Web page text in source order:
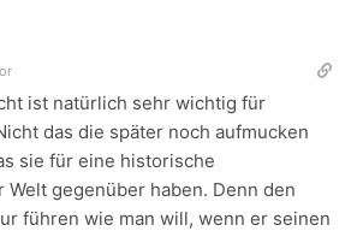
ist natürlich sehr wichtig für
das die später noch aufmucken
sie für eine historische
gegenüber haben. Denn den
führen wie man will, wenn er seinen